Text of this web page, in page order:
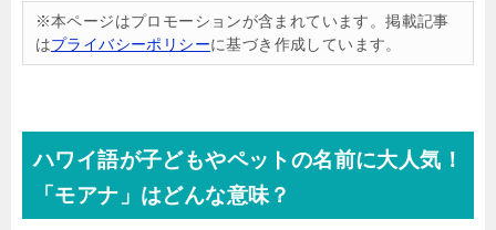
※本ページはプロモーションが含まれています。掲載記事
はプライバシーポリシーに基づき作成しています。
ハワイ語が子どもやペットの名前に大人気！
「モアナ」はどんな意味？